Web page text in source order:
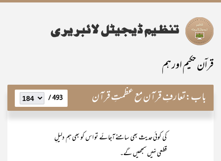
قراۤن حکیم اور ہم
باب:تعارفِ قرآن مع عظمتِ قرآن 493 /
کی کوئی حدیث بھی سامنے آجائے تو اس کو بھی ہم دلیلِ
قطعی نہیں سمجھیں گے۔